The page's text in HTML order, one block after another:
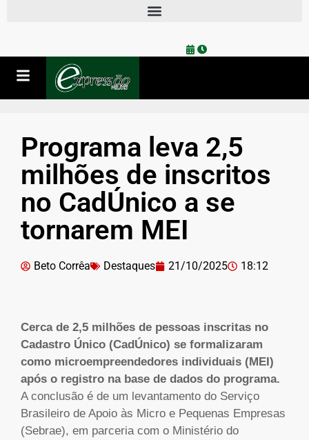
Programa leva 2,5
milhões de inscritos
no CadÚnico a se
tornarem MEI
Beto Corrêa Destaques 21/10/2025 18:12
Cerca de 2,5 milhões de pessoas inscritas no
Cadastro Único (CadÚnico) se formalizaram
como microempreendedores individuais (MEI)
após o registro na base de dados do programa.
A conclusão é de um levantamento do Serviço
Brasileiro de Apoio às Micro e Pequenas Empresas
(Sebrae), em parceria com o Ministério do